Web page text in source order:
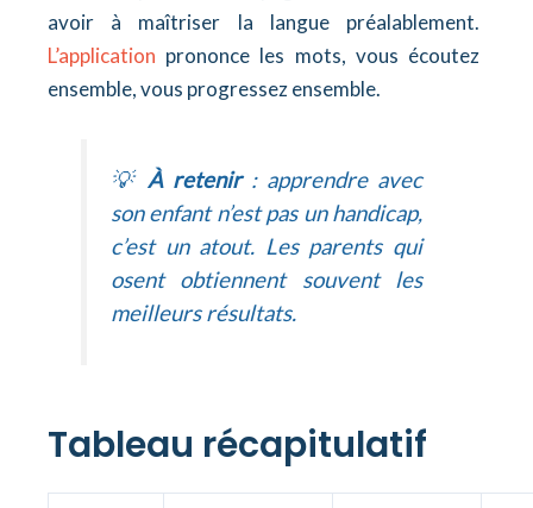
avoir à maîtriser la langue préalablement.
L’application prononce les mots, vous écoutez
ensemble, vous progressez ensemble.
💡À retenir: apprendre avec
son enfant n’est pas un handicap,
c’est un atout. Les parents qui
osent obtiennent souvent les
meilleurs résultats.
Tableau récapitulatif